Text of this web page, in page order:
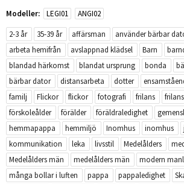
Modeller: LEGI01
ANGI02
2-3 år
35-39 år affärsman använder bärbar
arbeta hemifrån
avslappnad klädsel Barn
blandad härkomst
blandat ursprung bonda
bärbar dator
distansarbeta dotter
familj
Flickor flickor fotografi frilans
förskoleålder
förälder föräldraledighet
hemmapappa
hemmiljö Inomhus inomhus
kommunikation
leka livsstil Medelålders
Medelålders män
medelålders män
modern
många bollar i luften
pappa pappaledighet